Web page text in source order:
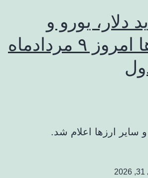
دلار، یورو و
سایر ارزها امروز ۹ مردادماه
سایر ارزها اعلام شد.